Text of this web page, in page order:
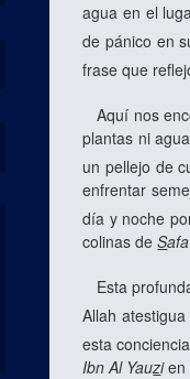
agua en el
de pánico en
frase que
Aquí nos
plantas ni
un pellejo de
enfrentar
día y noche
colinas deSafa
Esta
Allah
esta
Ibn Al Yauzi